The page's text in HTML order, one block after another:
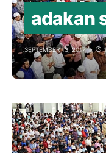
adakan
SEPTEMBER 13, 2017